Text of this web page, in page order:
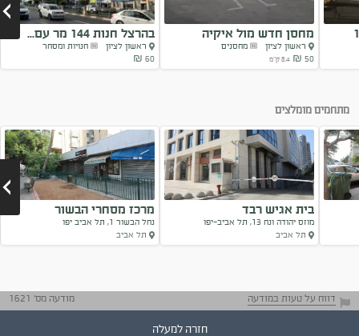
הפרדס ה1
מחסן חדש מול איקיה
ראשון...
ראשון לציון
מחסנים
50 ₪
8.4 ק"מ
בהרצל חנות 144 מר עם...
ראשון לציון
חנויות ומסחר
60 ₪
מתחמים מומלצים
בית אגיש רבד
מוזס יהודה ונח 13, תל אביב-יפו
תל אביב
מרכז מסחרי הבשור
נחל הבשור 1, תל אביב יפו
תל אביב
דווח על טעות במודעה מודעה מס' 1621
חזרה למעלה